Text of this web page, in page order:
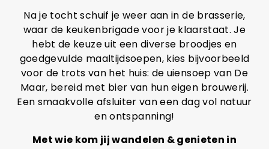
Na je tocht schuif je weer aan in de brasserie,
waar de keukenbrigade voor je klaarstaat. Je
hebt de keuze uit een diverse broodjes en
goedgevulde maaltijdsoepen, kies bijvoorbeeld
voor de trots van het huis: de uiensoep van De
Maar, bereid met bier van hun eigen brouwerij.
Een smaakvolle afsluiter van een dag vol natuur
en ontspanning!
Met wie kom jij wandelen & genieten in